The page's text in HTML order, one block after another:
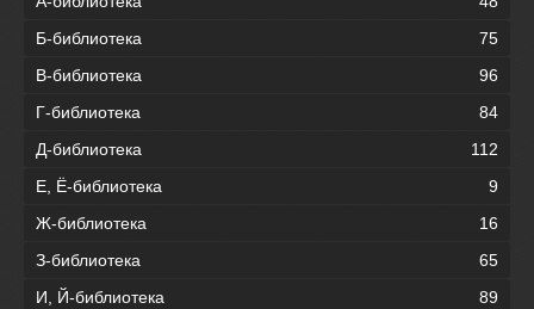
Б-библиотека
75
В-библиотека
96
Г-библиотека
84
Д-библиотека
112
Е, Ё-библиотека
9
Ж-библиотека
16
З-библиотека
65
И, Й-библиотека
89